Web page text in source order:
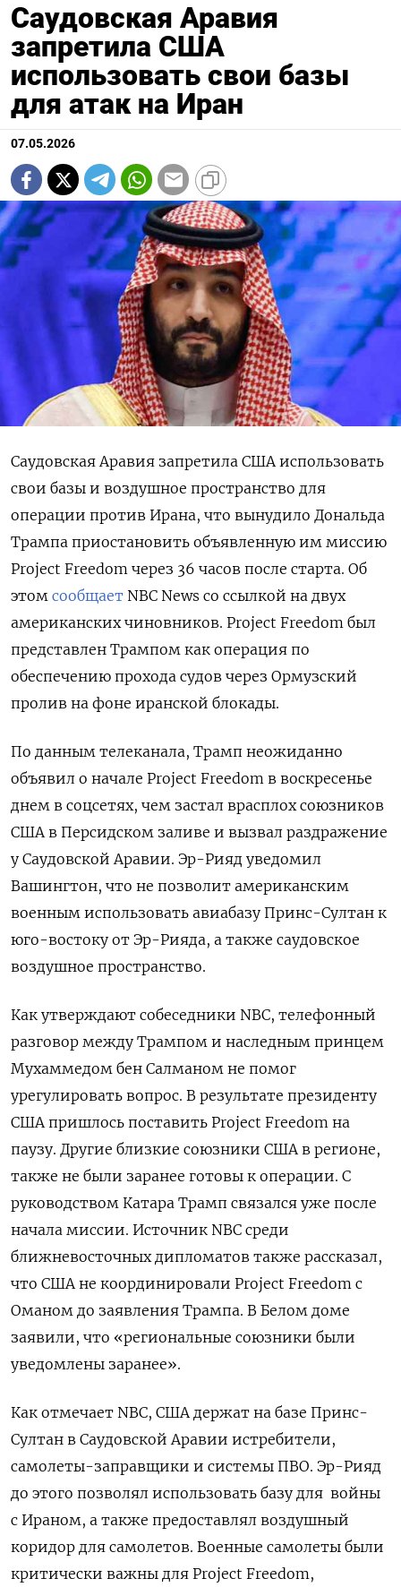
Саудовская Аравия
запретила США
использовать свои базы
для атак на Иран
07.05.2026
Саудовская Аравия запретила США использовать
свои базы и воздушное пространство для
операции против Ирана, что вынудило Дональда
Трампа приостановить объявленную им миссию
Project Freedom через 36 часов после старта. Об
этом сообщает NBC News со ссылкой на двух
американских чиновников. Project Freedom был
представлен Трампом как операция по
обеспечению прохода судов через Ормузский
пролив на фоне иранской блокады.
По данным телеканала, Трамп неожиданно
объявил о начале Project Freedom в воскресенье
днем в соцсетях, чем застал врасплох союзников
США в Персидском заливе и вызвал раздражение
у Саудовской Аравии. Эр-Рияд уведомил
Вашингтон, что не позволит американским
военным использовать авиабазу Принс-Султан к
юго-востоку от Эр-Рияда, а также саудовское
воздушное пространство.
Как утверждают собеседники NBC, телефонный
разговор между Трампом и наследным принцем
Мухаммедом бен Салманом не помог
урегулировать вопрос. В результате президенту
США пришлось поставить Project Freedom на
паузу. Другие близкие союзники США в регионе,
также не были заранее готовы к операции. С
руководством Катара Трамп связался уже после
начала миссии. Источник NBC среди
ближневосточных дипломатов также рассказал,
что США не координировали Project Freedom с
Оманом до заявления Трампа. В Белом доме
заявили, что «региональные союзники были
уведомлены заранее».
Как отмечает NBC, США держат на базе Принс-
Султан в Саудовской Аравии истребители,
самолеты-заправщики и системы ПВО. Эр-Рияд
до этого позволял использовать базу для войны
с Ираном, а также предоставлял воздушный
коридор для самолетов. Военные самолеты были
критически важны для Project Freedom,